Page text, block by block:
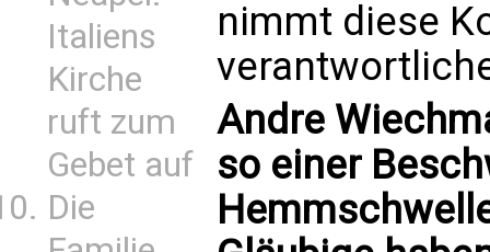
Italiens
Kirche
ruft zum
Gebet auf
Die
nimmt diese
Andre
so einer